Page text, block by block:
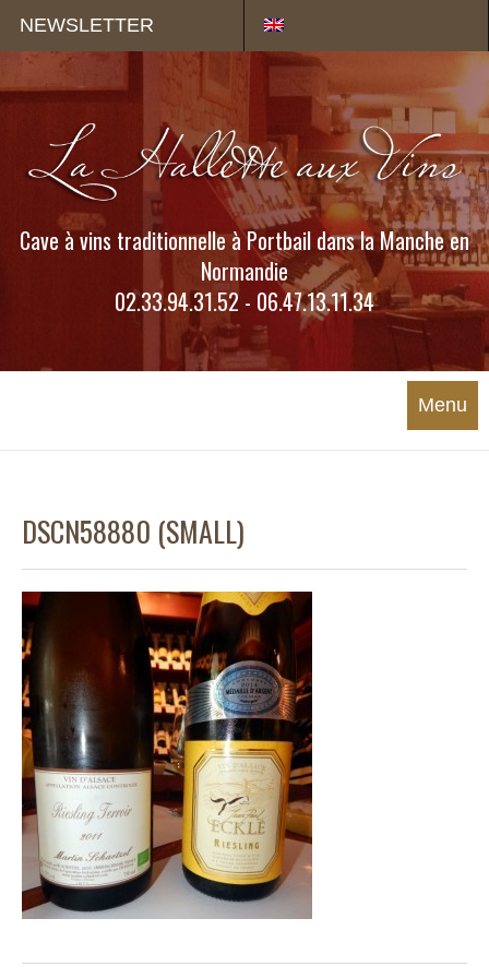
NEWSLETTER
Cave à vins traditionnelle à Portbail dans la Manche en
Normandie
02.33.94.31.52 - 06.47.13.11.34
Menu
DSCN58880 (SMALL)
Panneau de gestion des cookies